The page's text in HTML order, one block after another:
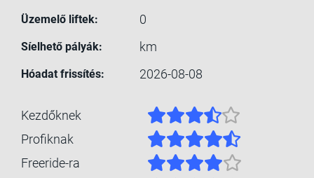
Üzemelő liftek: 0
Síelhető pályák: km
Hóadat frissítés: 2026-08-08
Kezdőknek
Profiknak
Freeride-ra